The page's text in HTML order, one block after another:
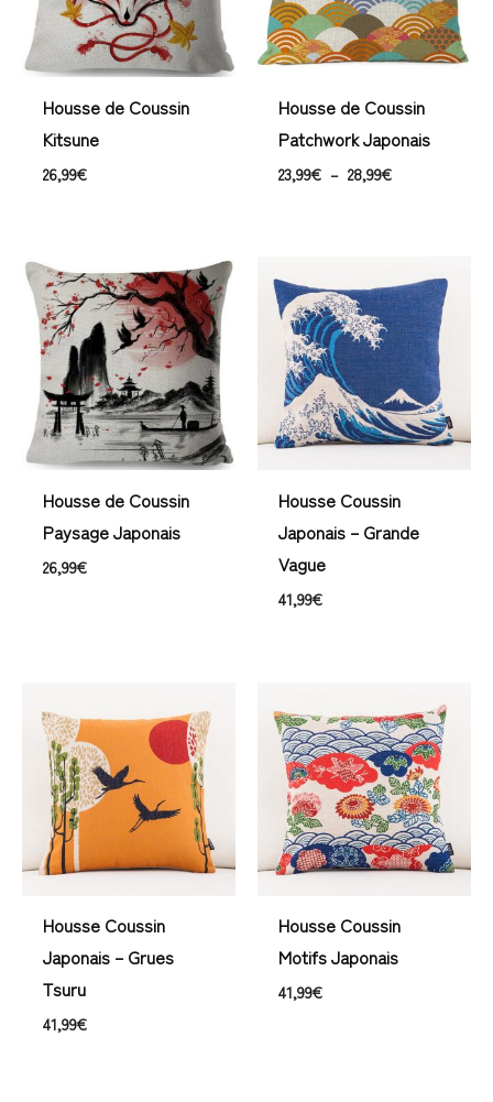
Housse de Coussin
Kitsune
26,99€
Housse de Coussin
Patchwork Japonais
23,99€ – 28,99€
Housse de Coussin
Paysage Japonais
26,99€
Housse Coussin
Japonais – Grande
Vague
41,99€
Housse Coussin
Japonais – Grues
Tsuru
41,99€
Housse Coussin
Motifs Japonais
41,99€